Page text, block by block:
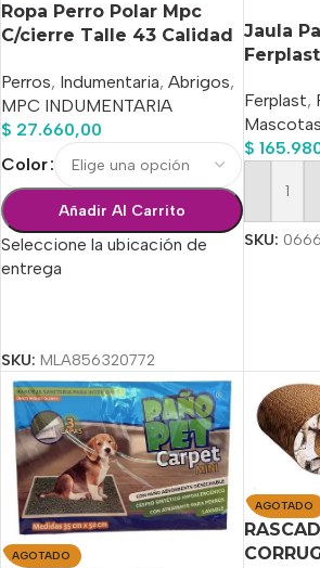
Ropa Perro Polar Mpc
C/cierre Talle 43 Calidad
Perros, Indumentaria, Abrigos,
MPC INDUMENTARIA
$ 27.660,00
Color
Añadir Al Carrito
Seleccione la ubicación de
entrega
SKU: MLA856320772
Jaula
Ferplast,
Mascotas
$
Añadir
SKU:
AGOTADO
AGOTADO